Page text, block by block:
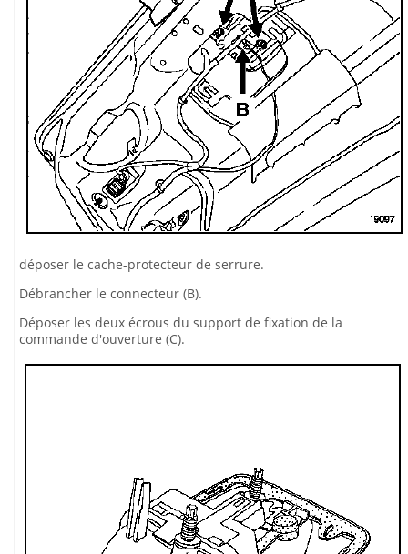
déposer le cache-protecteur de serrure.
Débrancher le connecteur (B).
Déposer les deux écrous du support de fixation de la
commande d'ouverture (C).